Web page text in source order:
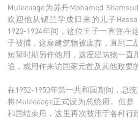
Muleeaage为苏丹Mohamed
欢迎他从锡兰学成归来的儿子
1920-1934年间，这位王子一直住在
子被捕，这座建筑物被废弃，直到二
短暂时期另作他用，这座建筑物一直
途，或用作来访国家元首及其他政要
在1952-1953年第一共和国期间，总
将Muleeaage正式设为总统府。但是
和国结束后，这里再次被用于各种行